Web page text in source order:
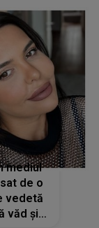
mediul
de o
vedetă
văd și